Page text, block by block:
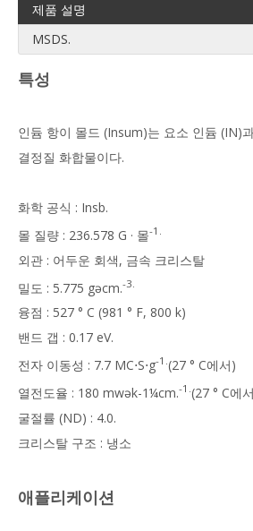
제품 설명
MSDS.
특성
인듐 항이 몰드 (Insum)는 요소 인듐 (IN)
결정질 화합물이다.
화학 공식 : Insb.
몰 질량 : 236.578 G · 몰-1.
외관 : 어두운 회색, 금속 크리스탈
밀도 : 5.775 gəcm.-3.
융점 : 527 ° C (981 ° F, 800 k)
밴드 갭 : 0.17 eV.
전자 이동성 : 7.7 MC⋅S⋅g-1.(27 ° C에서)
열전도율 : 180 mwək-1¼cm.-1.(27 ° C에
굴절률 (ND) : 4.0.
크리스탈 구조 : 냉소
애플리케이션